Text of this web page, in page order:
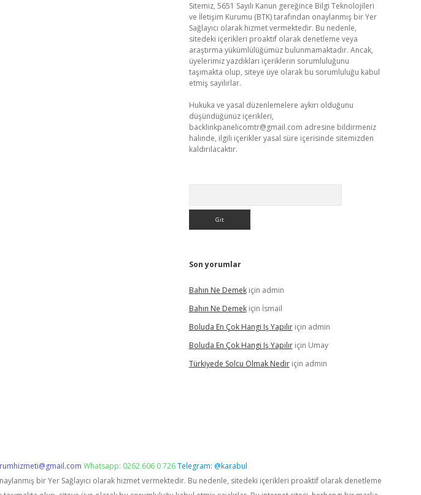
Sitemiz, 5651 Sayılı Kanun gereğince Bilgi Teknolojileri
ve İletişim Kurumu (BTK) tarafından onaylanmış bir Yer
Sağlayıcı olarak hizmet vermektedir. Bu nedenle,
sitedeki içerikleri proaktif olarak denetleme veya
araştırma yükümlülüğümüz bulunmamaktadır. Ancak,
üyelerimiz yazdıkları içeriklerin sorumluluğunu
taşımakta olup, siteye üye olarak bu sorumluluğu kabul
etmiş sayılırlar.
Hukuka ve yasal düzenlemelere aykırı olduğunu
düşündüğünüz içerikleri,
backlinkpanelicomtr@gmail.com adresine bildirmeniz
halinde, ilgili içerikler yasal süre içerisinde sitemizden
kaldırılacaktır.
Son yorumlar
Bahın Ne Demekiçin admin
Bahın Ne Demekiçin İsmail
Boluda En Çok Hangi Iş Yapılıriçin admin
Boluda En Çok Hangi Iş Yapılıriçin Umay
Türkiyede Solcu Olmak Nediriçin admin
Whatsapp: 0262 606 0 726Telegram: @karabul
bir Yer Sağlayıcı olarak hizmet vermektedir. Bu nedenle, sitedeki içerikleri proaktif olarak denetleme